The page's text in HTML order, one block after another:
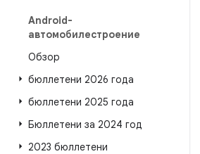
Android-
автомобилестроение
Обзор
бюллетени 2026 года
бюллетени 2025 года
Бюллетени за 2024 год
2023 бюллетени